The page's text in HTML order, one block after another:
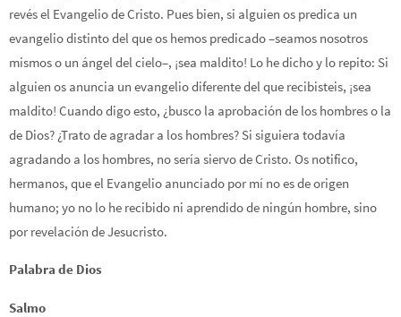
revés el Evangelio de Cristo. Pues bien, si alguien os predica un
evangelio distinto del que os hemos predicado –seamos nosotros
mismos o un ángel del cielo–, ¡sea maldito! Lo he dicho y lo repito: Si
alguien os anuncia un evangelio diferente del que recibisteis, ¡sea
maldito! Cuando digo esto, ¿busco la aprobación de los hombres o la
de Dios? ¿Trato de agradar a los hombres? Si siguiera todavía
agradando a los hombres, no sería siervo de Cristo. Os notifico,
hermanos, que el Evangelio anunciado por mí no es de origen
humano; yo no lo he recibido ni aprendido de ningún hombre, sino
por revelación de Jesucristo.
Palabra de Dios
Salmo